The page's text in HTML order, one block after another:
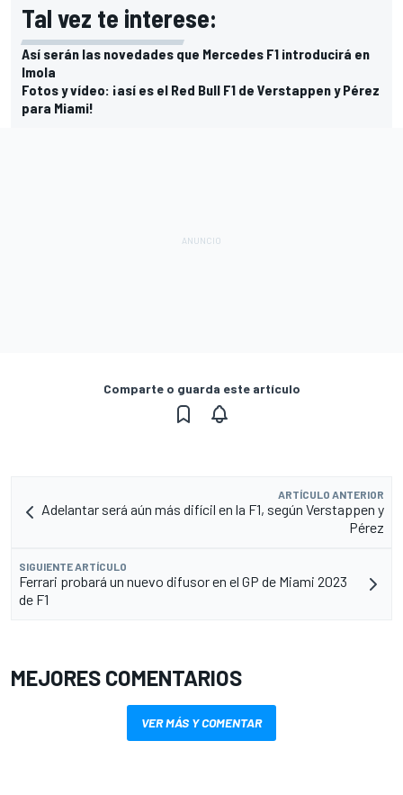
Tal vez te interese:
Así serán las novedades que Mercedes F1 introducirá en
Imola
Fotos y vídeo: ¡así es el Red Bull F1 de Verstappen y Pérez
para Miami!
Comparte o guarda este artículo
ARTÍCULO ANTERIOR
Adelantar será aún más difícil en la F1, según Verstappen y
Pérez
SIGUIENTE ARTÍCULO
Ferrari probará un nuevo difusor en el GP de Miami 2023
de F1
MEJORES COMENTARIOS
VER MÁS Y COMENTAR